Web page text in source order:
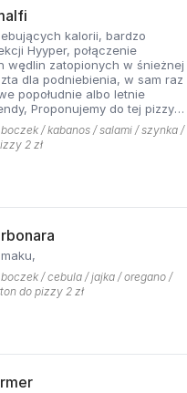
kalorii, bardzo
Hyyper, połączenie
wędlin zatopionych w śnieżnej
popołudnie albo letnie
tej pizzy
pikantny z dodatkiem cebuli.
/ kabanos / salami / szynka /
2 zł
w smaku,
/ cebula / jajka / oregano /
do pizzy 2 zł